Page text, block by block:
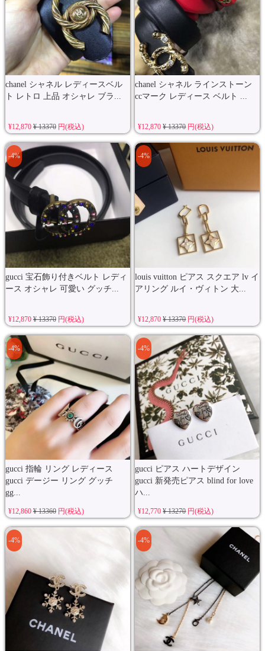
chanel シャネル レディースベル
ト レトロ 上品 オシャレ ブラ...
¥12,870 ¥ 13370円(税込)
chanel シャネル ラインストーン
ccマーク レディース ベルト ...
¥12,870¥ 13370円(税込)
gucci 宝石飾り付きベルト レディ
ース オシャレ 可愛い グッチ...
-4%
¥12,870 ¥ 13370円(税込)
louis vuitton ピアス スクエア lv イ
アリング ルイ・ヴィトン 大...
-4%
¥12,870¥ 13370円(税込)
gucci 指輪 リング レディース
gucci デージー リング グッチ
gg...
-4%
¥12,860 ¥ 13360円(税込)
gucci ピアス ハートデザイン
gucci 新発売ピアス blind for love
ハ...
-4%
¥12,770¥ 13270円(税込)
-4% -4%